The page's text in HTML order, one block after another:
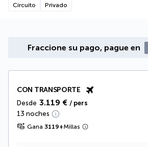
Circuito Privado
Fraccione su pago, pague en
CON TRANSPORTE
Desde 3.119 € / pers
13 noches
Gana 3119+Millas